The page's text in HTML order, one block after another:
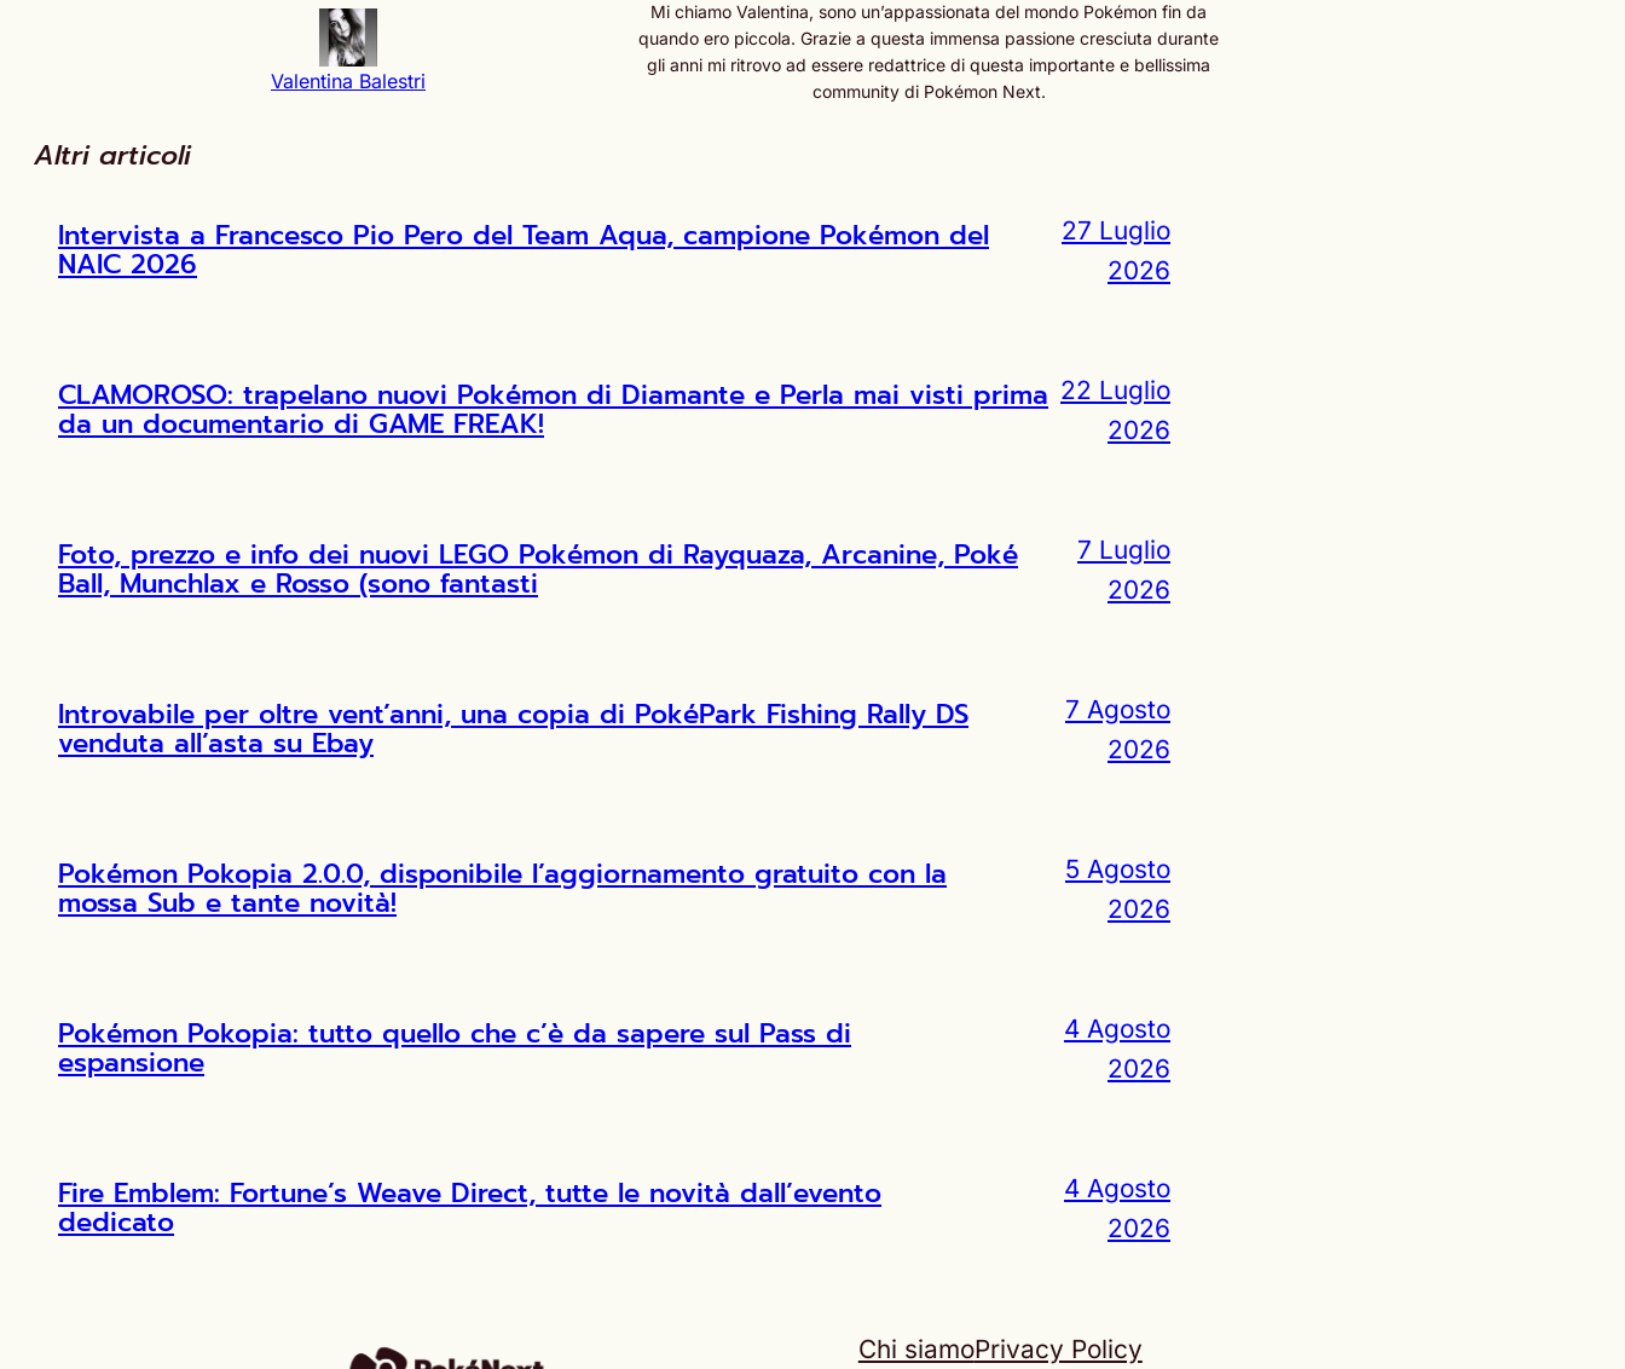
Valentina Balestri
Mi chiamo Valentina, sono un’appassionata del mondo Pokémon fin da
quando ero piccola. Grazie a questa immensa passione cresciuta durante
gli anni mi ritrovo ad essere redattrice di questa importante e bellissima
community di Pokémon Next.
Altri articoli
Intervista a Francesco Pio Pero del Team Aqua, campione Pokémon del
NAIC 2026
27 Luglio
2026
CLAMOROSO: trapelano nuovi Pokémon di Diamante e Perla mai visti prima
da un documentario di GAME FREAK!
22 Luglio
2026
Foto, prezzo e info dei nuovi LEGO Pokémon di Rayquaza, Arcanine, Poké
Ball, Munchlax e Rosso (sono fantasti
7 Luglio
2026
Introvabile per oltre vent’anni, una copia di PokéPark Fishing Rally DS
venduta all’asta su Ebay
7 Agosto
2026
Pokémon Pokopia 2.0.0, disponibile l’aggiornamento gratuito con la
mossa Sub e tante novità!
5 Agosto
2026
Pokémon Pokopia: tutto quello che c’è da sapere sul Pass di
espansione
4 Agosto
2026
Fire Emblem: Fortune’s Weave Direct, tutte le novità dall’evento
dedicato
4 Agosto
2026
Chi siamoPrivacy Policy